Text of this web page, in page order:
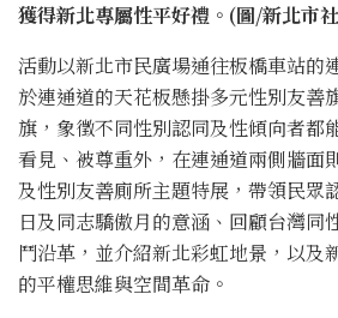
獲得新北專屬性平好禮。(圖/新北市
活動以新北市民廣場通往板橋車站的
於連通道的天花板懸掛多元性別友善
旗，象徵不同性別認同及性傾向者都
看見、被尊重外，在連通道兩側牆面
及性別友善廁所主題特展，帶領民眾
日及同志驕傲月的意涵、回顧台灣同
鬥沿革，並介紹新北彩虹地景，以及
的平權思維與空間革命。